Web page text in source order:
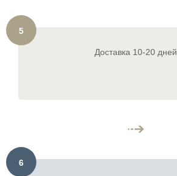
5
Доставка 10-20 дней
6